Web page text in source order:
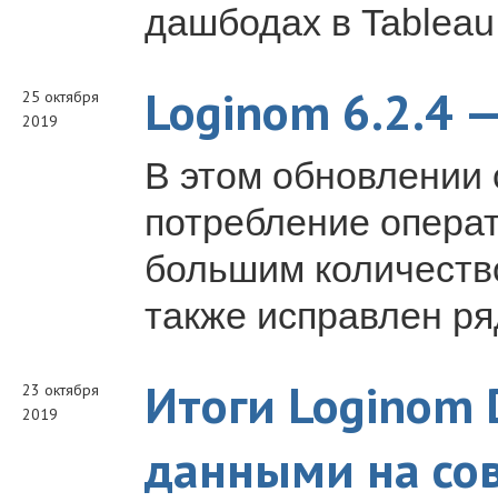
дашбодах в
25 октября
2019
Loginom 6.2.4
В этом обновлении
потребление
большим
также исправлен
23 октября
2019
Итоги Loginom
данными на